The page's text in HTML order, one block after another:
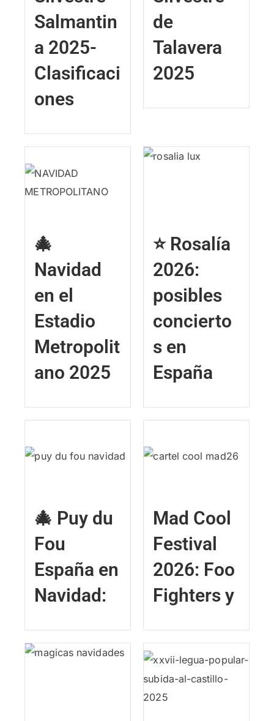
Salmantin
a 2025-
Clasificaci
ones
de
Talavera
2025
🎄
Navidad
en el
Estadio
Metropolit
ano 2025
⭐ Rosalía
2026:
posibles
concierto
s en
España
🎄 Puy du
Fou
España en
Navidad:
Mad Cool
Festival
2026: Foo
Fighters y